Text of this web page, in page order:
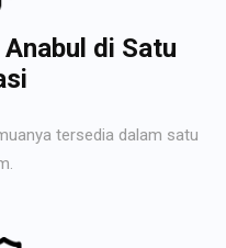
di Satu
tersedia dalam satu